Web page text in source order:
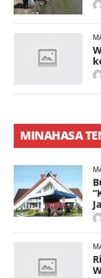
MINAHASA